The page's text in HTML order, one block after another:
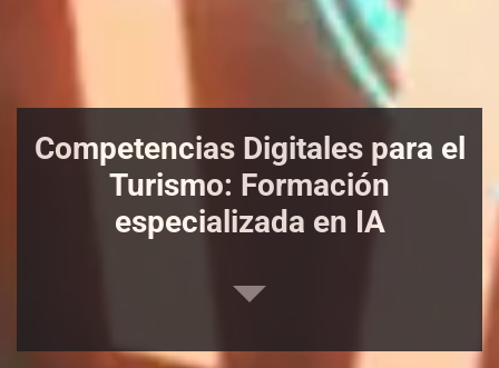
Competencias Digitales para el
Turismo: Formación
especializada en IA